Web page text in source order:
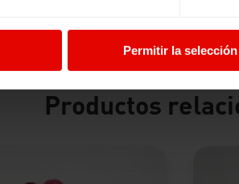
Permitir la selección
Productos